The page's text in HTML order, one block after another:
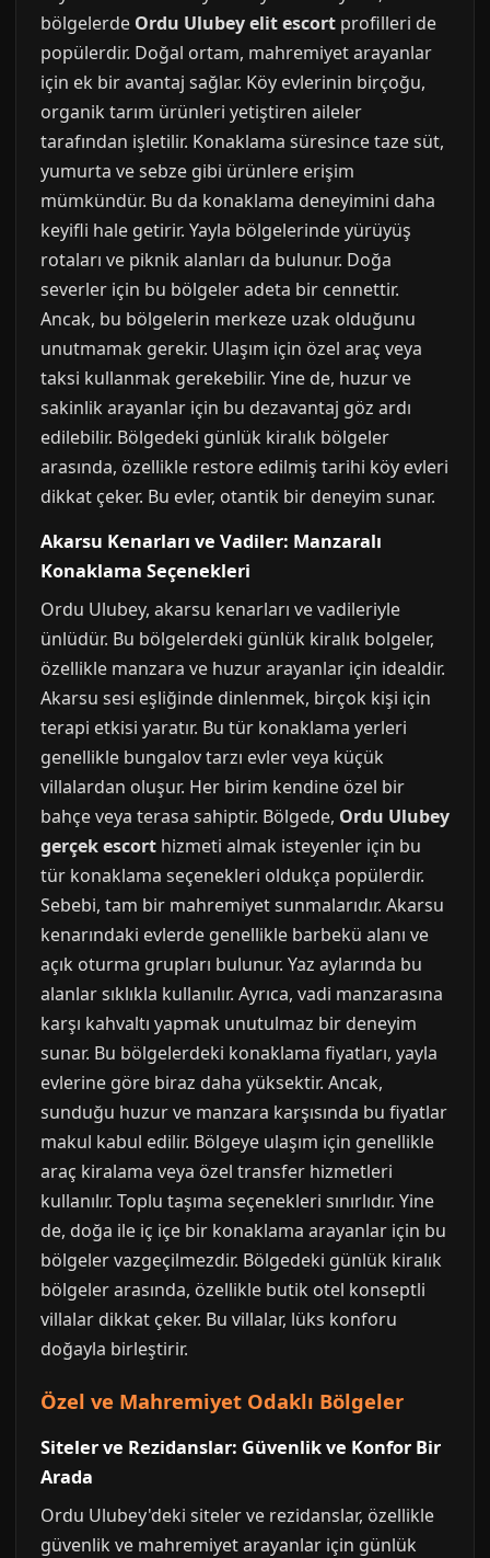
bölgelerde Ordu Ulubey elit escort profilleri de
popülerdir. Doğal ortam, mahremiyet arayanlar
için ek bir avantaj sağlar. Köy evlerinin birçoğu,
organik tarım ürünleri yetiştiren aileler
tarafından işletilir. Konaklama süresince taze süt,
yumurta ve sebze gibi ürünlere erişim
mümkündür. Bu da konaklama deneyimini daha
keyifli hale getirir. Yayla bölgelerinde yürüyüş
rotaları ve piknik alanları da bulunur. Doğa
severler için bu bölgeler adeta bir cennettir.
Ancak, bu bölgelerin merkeze uzak olduğunu
unutmamak gerekir. Ulaşım için özel araç veya
taksi kullanmak gerekebilir. Yine de, huzur ve
sakinlik arayanlar için bu dezavantaj göz ardı
edilebilir. Bölgedeki günlük kiralık bölgeler
arasında, özellikle restore edilmiş tarihi köy evleri
dikkat çeker. Bu evler, otantik bir deneyim sunar.
Akarsu Kenarları ve Vadiler: Manzaralı
Konaklama Seçenekleri
Ordu Ulubey, akarsu kenarları ve vadileriyle
ünlüdür. Bu bölgelerdeki günlük kiralık bolgeler,
özellikle manzara ve huzur arayanlar için idealdir.
Akarsu sesi eşliğinde dinlenmek, birçok kişi için
terapi etkisi yaratır. Bu tür konaklama yerleri
genellikle bungalov tarzı evler veya küçük
villalardan oluşur. Her birim kendine özel bir
bahçe veya terasa sahiptir. Bölgede, Ordu Ulubey
gerçek escort hizmeti almak isteyenler için bu
tür konaklama seçenekleri oldukça popülerdir.
Sebebi, tam bir mahremiyet sunmalarıdır. Akarsu
kenarındaki evlerde genellikle barbekü alanı ve
açık oturma grupları bulunur. Yaz aylarında bu
alanlar sıklıkla kullanılır. Ayrıca, vadi manzarasına
karşı kahvaltı yapmak unutulmaz bir deneyim
sunar. Bu bölgelerdeki konaklama fiyatları, yayla
evlerine göre biraz daha yüksektir. Ancak,
sunduğu huzur ve manzara karşısında bu fiyatlar
makul kabul edilir. Bölgeye ulaşım için genellikle
araç kiralama veya özel transfer hizmetleri
kullanılır. Toplu taşıma seçenekleri sınırlıdır. Yine
de, doğa ile iç içe bir konaklama arayanlar için bu
bölgeler vazgeçilmezdir. Bölgedeki günlük kiralık
bölgeler arasında, özellikle butik otel konseptli
villalar dikkat çeker. Bu villalar, lüks konforu
doğayla birleştirir.
Özel ve Mahremiyet Odaklı Bölgeler
Siteler ve Rezidanslar: Güvenlik ve Konfor Bir
Arada
Ordu Ulubey'deki siteler ve rezidanslar, özellikle
güvenlik ve mahremiyet arayanlar için günlük